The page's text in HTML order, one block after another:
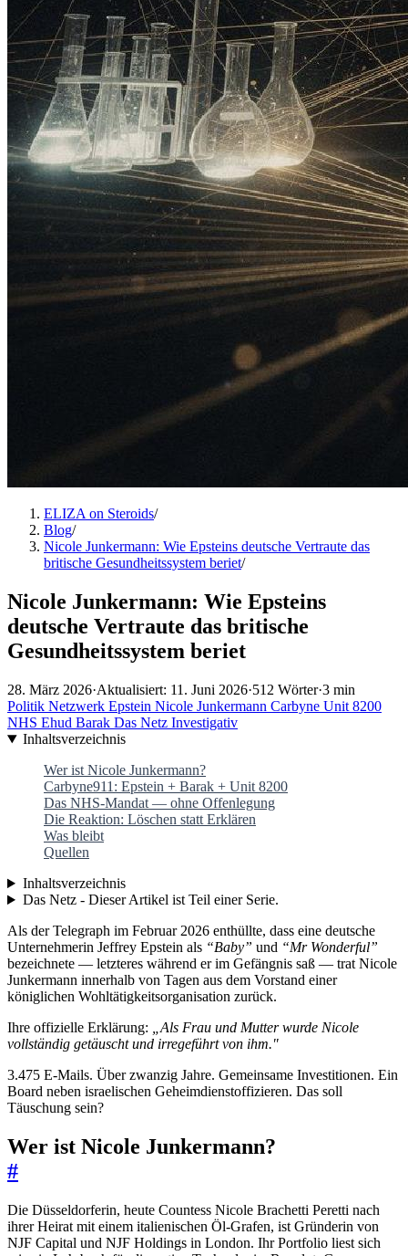
ELIZA on Steroids/
Blog/
Nicole Junkermann: Wie Epsteins deutsche Vertraute das
britische Gesundheitssystem beriet/
Nicole Junkermann: Wie Epsteins
deutsche Vertraute das britische
Gesundheitssystem beriet
28. März 2026·Aktualisiert: 11. Juni 2026·512 Wörter·3 min
Politik Netzwerk Epstein Nicole Junkermann Carbyne Unit 8200
NHS Ehud Barak Das Netz Investigativ
Inhaltsverzeichnis
Wer ist Nicole Junkermann?
Carbyne911: Epstein + Barak + Unit 8200
Das NHS-Mandat — ohne Offenlegung
Die Reaktion: Löschen statt Erklären
Was bleibt
Quellen
Inhaltsverzeichnis
Das Netz - Dieser Artikel ist Teil einer Serie.
Als der Telegraph im Februar 2026 enthüllte, dass eine deutsche
Unternehmerin Jeffrey Epstein als “Baby” und “Mr Wonderful”
bezeichnete — letzteres während er im Gefängnis saß — trat Nicole
Junkermann innerhalb von Tagen aus dem Vorstand einer
königlichen Wohltätigkeitsorganisation zurück.
Ihre offizielle Erklärung:
„Als Frau und Mutter wurde Nicole
vollständig getäuscht und irregeführt von ihm."
3.475 E-Mails. Über zwanzig Jahre. Gemeinsame Investitionen. Ein
Board neben israelischen Geheimdienstoffizieren. Das soll
Täuschung sein?
Wer ist Nicole Junkermann?
#
Die Düsseldorferin, heute Countess Nicole Brachetti Peretti nach
ihrer Heirat mit einem italienischen Öl-Grafen, ist Gründerin von
NJF Capital und NJF Holdings in London. Ihr Portfolio liest sich